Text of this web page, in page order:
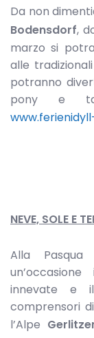
Da non
Bodensdorf,
marzo si
alle
potranno
pony e
NEVE, SOLE E
Alla
innevate e
comprensori
l’Alpe